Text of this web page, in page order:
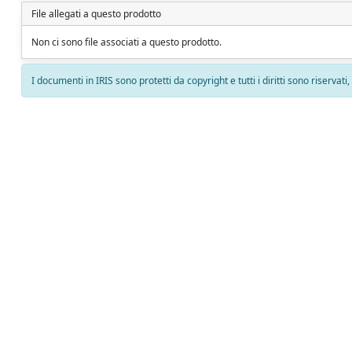
File allegati a questo prodotto
Non ci sono file associati a questo prodotto.
I documenti in IRIS sono protetti da copyright e tutti i diritti sono